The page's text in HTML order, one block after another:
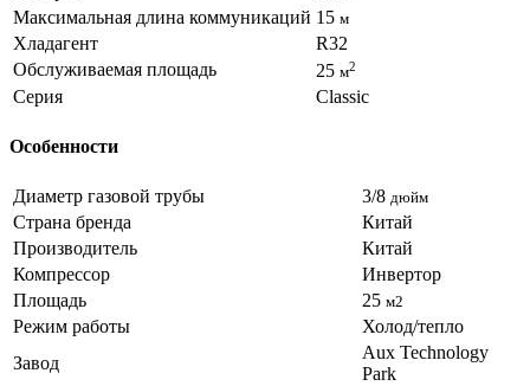
Максимальная длина коммуникаций 15 м
Хладагент
R32
Обслуживаемая площадь
25 м2
Серия Classic
Особенности
Диаметр газовой трубы 3/8 дюйм
Страна бренда
Китай
Производитель
Китай
Компрессор
Инвертор
Площадь
25 м2
Режим работы
Холод/тепло
Завод
Aux Technology
Park